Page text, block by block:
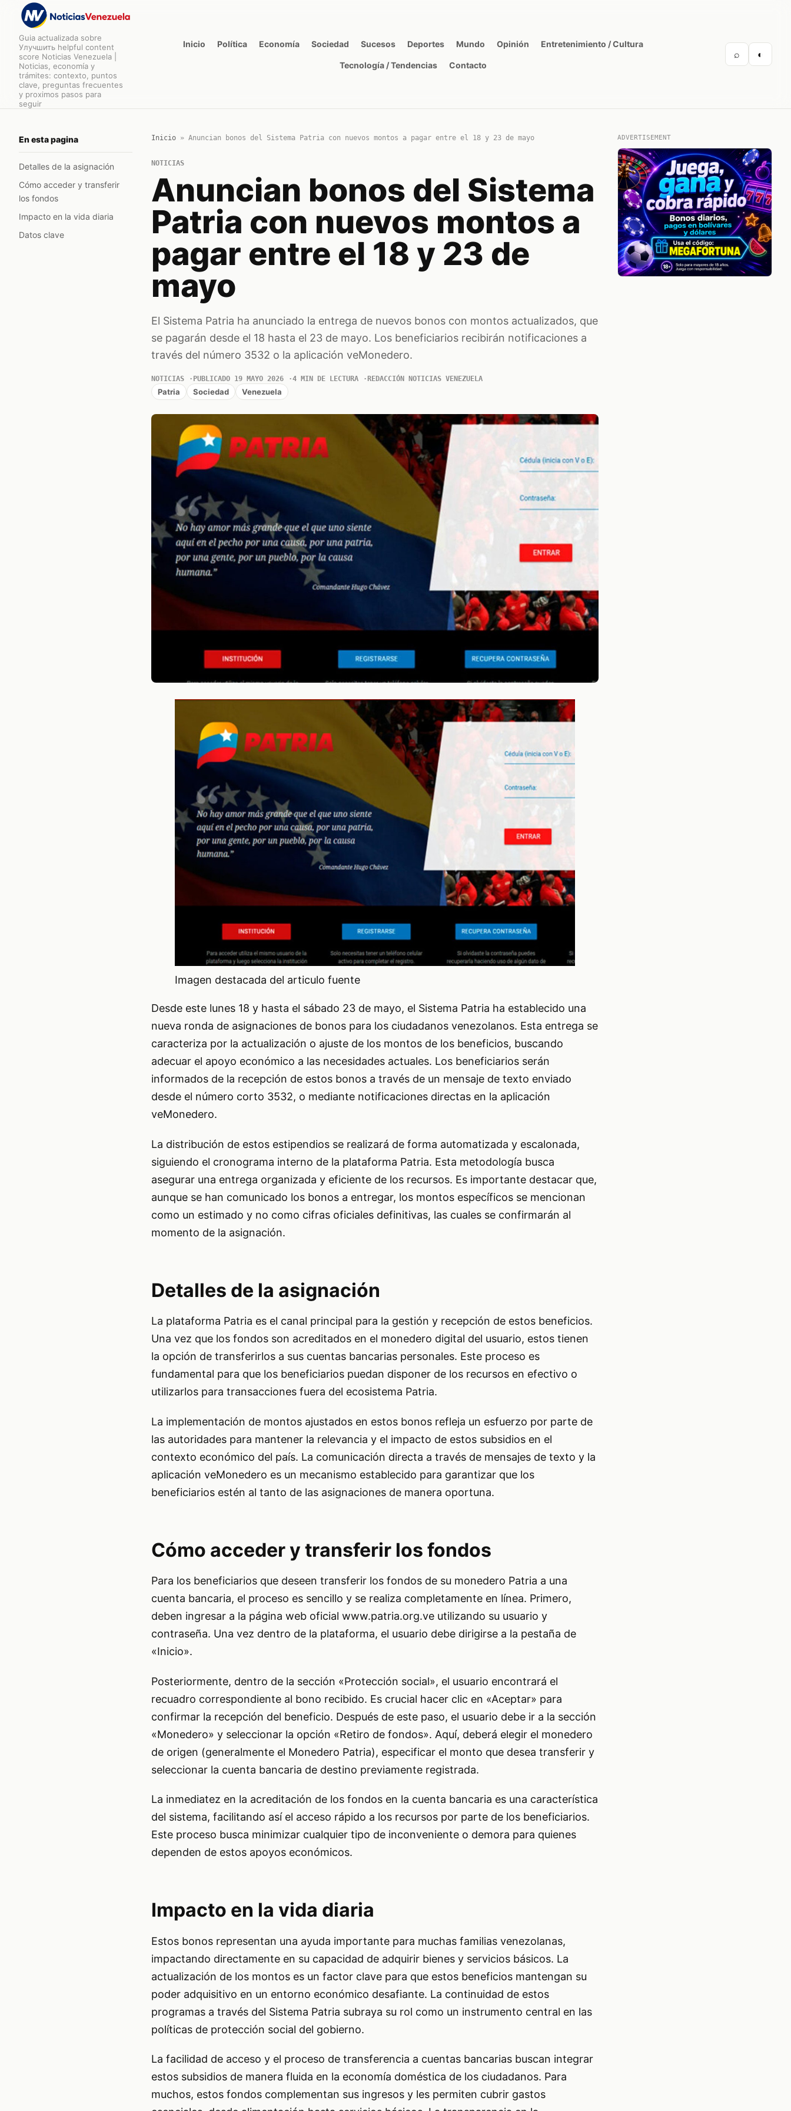
Guia actualizada sobre
Улучшить helpful content
score Noticias Venezuela |
Noticias, economía y
trámites: contexto, puntos
clave, preguntas frecuentes
y proximos pasos para
seguir
Inicio Política Economía Sociedad Sucesos Deportes Mundo Opinión Entretenimiento / Cultura
Tecnología / Tendencias Contacto
⌕ ◐
En esta pagina
Detalles de la asignación
Cómo acceder y transferir
los fondos
Impacto en la vida diaria
Datos clave
Inicio» Anuncian bonos del Sistema Patria con nuevos montos a pagar entre el 18 y 23 de mayo
NOTICIAS
Anuncian bonos del Sistema
Patria con nuevos montos a
pagar entre el 18 y 23 de
mayo
El Sistema Patria ha anunciado la entrega de nuevos bonos con montos actualizados, que
se pagarán desde el 18 hasta el 23 de mayo. Los beneficiarios recibirán notificaciones a
través del número 3532 o la aplicación veMonedero.
NOTICIAS PUBLICADO 19 MAYO 2026 4 MIN DE LECTURA REDACCIÓN NOTICIAS VENEZUELA
Patria Sociedad Venezuela
Imagen destacada del articulo fuente
Desde este lunes 18 y hasta el sábado 23 de mayo, el Sistema Patria ha establecido una
nueva ronda de asignaciones de bonos para los ciudadanos venezolanos. Esta entrega se
caracteriza por la actualización o ajuste de los montos de los beneficios, buscando
adecuar el apoyo económico a las necesidades actuales. Los beneficiarios serán
informados de la recepción de estos bonos a través de un mensaje de texto enviado
desde el número corto 3532, o mediante notificaciones directas en la aplicación
veMonedero.
La distribución de estos estipendios se realizará de forma automatizada y escalonada,
siguiendo el cronograma interno de la plataforma Patria. Esta metodología busca
asegurar una entrega organizada y eficiente de los recursos. Es importante destacar que,
aunque se han comunicado los bonos a entregar, los montos específicos se mencionan
como un estimado y no como cifras oficiales definitivas, las cuales se confirmarán al
momento de la asignación.
Detalles de la asignación
La plataforma Patria es el canal principal para la gestión y recepción de estos beneficios.
Una vez que los fondos son acreditados en el monedero digital del usuario, estos tienen
la opción de transferirlos a sus cuentas bancarias personales. Este proceso es
fundamental para que los beneficiarios puedan disponer de los recursos en efectivo o
utilizarlos para transacciones fuera del ecosistema Patria.
La implementación de montos ajustados en estos bonos refleja un esfuerzo por parte de
las autoridades para mantener la relevancia y el impacto de estos subsidios en el
contexto económico del país. La comunicación directa a través de mensajes de texto y la
aplicación veMonedero es un mecanismo establecido para garantizar que los
beneficiarios estén al tanto de las asignaciones de manera oportuna.
Cómo acceder y transferir los fondos
Para los beneficiarios que deseen transferir los fondos de su monedero Patria a una
cuenta bancaria, el proceso es sencillo y se realiza completamente en línea. Primero,
deben ingresar a la página web oficial www.patria.org.ve utilizando su usuario y
contraseña. Una vez dentro de la plataforma, el usuario debe dirigirse a la pestaña de
«Inicio».
Posteriormente, dentro de la sección «Protección social», el usuario encontrará el
recuadro correspondiente al bono recibido. Es crucial hacer clic en «Aceptar» para
confirmar la recepción del beneficio. Después de este paso, el usuario debe ir a la sección
«Monedero» y seleccionar la opción «Retiro de fondos». Aquí, deberá elegir el monedero
de origen (generalmente el Monedero Patria), especificar el monto que desea transferir y
seleccionar la cuenta bancaria de destino previamente registrada.
La inmediatez en la acreditación de los fondos en la cuenta bancaria es una característica
del sistema, facilitando así el acceso rápido a los recursos por parte de los beneficiarios.
Este proceso busca minimizar cualquier tipo de inconveniente o demora para quienes
dependen de estos apoyos económicos.
Impacto en la vida diaria
Estos bonos representan una ayuda importante para muchas familias venezolanas,
impactando directamente en su capacidad de adquirir bienes y servicios básicos. La
actualización de los montos es un factor clave para que estos beneficios mantengan su
poder adquisitivo en un entorno económico desafiante. La continuidad de estos
programas a través del Sistema Patria subraya su rol como un instrumento central en las
políticas de protección social del gobierno.
La facilidad de acceso y el proceso de transferencia a cuentas bancarias buscan integrar
estos subsidios de manera fluida en la economía doméstica de los ciudadanos. Para
muchos, estos fondos complementan sus ingresos y les permiten cubrir gastos
ADVERTISEMENT